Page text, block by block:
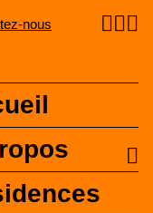
nous
Mission et valeurs